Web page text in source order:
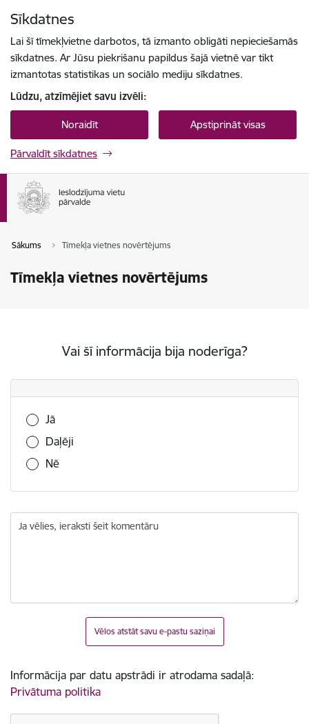
Sīkdatnes
Lai šī tīmekļvietne darbotos, tā izmanto obligāti nepieciešamās
sīkdatnes. Ar Jūsu piekrišanu papildus šajā vietnē var tikt
izmantotas statistikas un sociālo mediju sīkdatnes.
Lūdzu, atzīmējiet savu izvēli:
Noraidīt Apstiprināt visas
Pārvaldīt sīkdatnes
Sākums Tīmekļa vietnes novērtējums
Tīmekļa vietnes novērtējums
Vai šī informācija bija noderīga?
Vai šī informācija bija noderīga?
Jā
Daļēji
Nē
Ja vēlies, ieraksti šeit komentāru
Vēlos atstāt savu e-pastu saziņai
Informācija par datu apstrādi ir atrodama sadaļā:
Privātuma politika